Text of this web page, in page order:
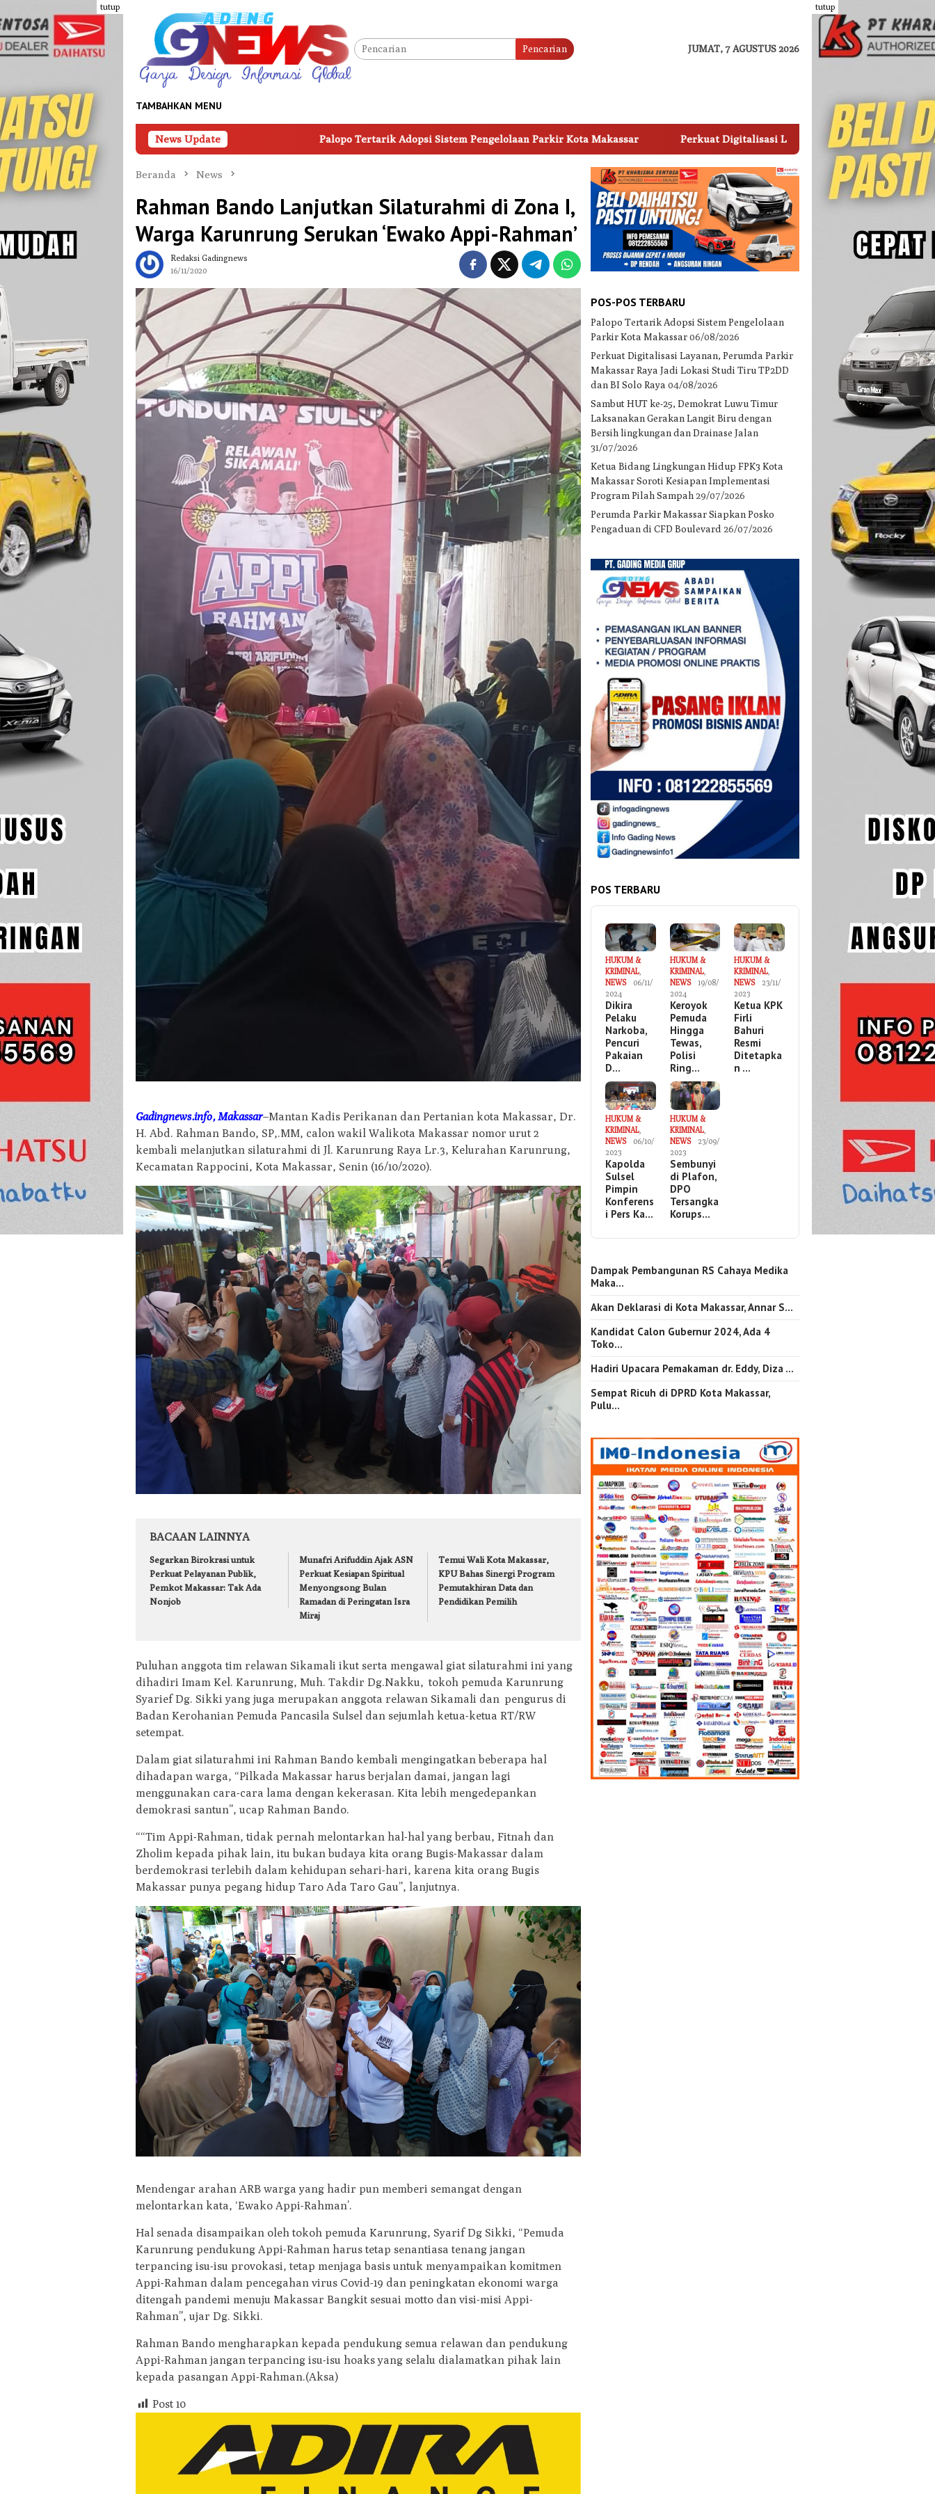
ke
konten
tutup tutup
Pencarian JUMAT, 7 AGUSTUS 2026
TAMBAHKAN MENU
News Update
Palopo Tertarik Adopsi Sistem Pengelolaan Parkir Kota Makassar Perkuat Digitalisasi Layanan, Perumda Parkir Makassar Raya Jadi Lokasi Studi Tiru
Beranda News
Rahman Bando Lanjutkan Silaturahmi di Zona I,
Warga Karunrung Serukan ‘Ewako Appi-Rahman’
Redaksi Gadingnews
16/11/2020
Gadingnews.info, Makassar–Mantan Kadis Perikanan dan Pertanian kota Makassar, Dr.
H. Abd. Rahman Bando, SP,.MM, calon wakil Walikota Makassar nomor urut 2
kembali melanjutkan silaturahmi di Jl. Karunrung Raya Lr.3, Kelurahan Karunrung,
Kecamatan Rappocini, Kota Makassar, Senin (16/10/2020).
BACAAN LAINNYA
Segarkan Birokrasi untuk
Perkuat Pelayanan Publik,
Pemkot Makassar: Tak Ada
Nonjob
Munafri Arifuddin Ajak ASN
Perkuat Kesiapan Spiritual
Menyongsong Bulan
Ramadan di Peringatan Isra
Miraj
Temui Wali Kota Makassar,
KPU Bahas Sinergi Program
Pemutakhiran Data dan
Pendidikan Pemilih
Puluhan anggota tim relawan Sikamali ikut serta mengawal giat silaturahmi ini yang
dihadiri Imam Kel. Karunrung, Muh. Takdir Dg.Nakku, tokoh pemuda Karunrung
Syarief Dg. Sikki yang juga merupakan anggota relawan Sikamali dan pengurus di
Badan Kerohanian Pemuda Pancasila Sulsel dan sejumlah ketua-ketua RT/RW
setempat.
Dalam giat silaturahmi ini Rahman Bando kembali mengingatkan beberapa hal
dihadapan warga, “Pilkada Makassar harus berjalan damai, jangan lagi
menggunakan cara-cara lama dengan kekerasan. Kita lebih mengedepankan
demokrasi santun”, ucap Rahman Bando.
““Tim Appi-Rahman, tidak pernah melontarkan hal-hal yang berbau, Fitnah dan
Zholim kepada pihak lain, itu bukan budaya kita orang Bugis-Makassar dalam
berdemokrasi terlebih dalam kehidupan sehari-hari, karena kita orang Bugis
Makassar punya pegang hidup Taro Ada Taro Gau”, lanjutnya.
Mendengar arahan ARB warga yang hadir pun memberi semangat dengan
melontarkan kata, ‘Ewako Appi-Rahman’.
Hal senada disampaikan oleh tokoh pemuda Karunrung, Syarif Dg Sikki, “Pemuda
Karunrung pendukung Appi-Rahman harus tetap senantiasa tenang jangan
terpancing isu-isu provokasi, tetap menjaga basis untuk menyampaikan komitmen
Appi-Rahman dalam pencegahan virus Covid-19 dan peningkatan ekonomi warga
ditengah pandemi menuju Makassar Bangkit sesuai motto dan visi-misi Appi-
Rahman”, ujar Dg. Sikki.
Rahman Bando mengharapkan kepada pendukung semua relawan dan pendukung
Appi-Rahman jangan terpancing isu-isu hoaks yang selalu dialamatkan pihak lain
kepada pasangan Appi-Rahman.(Aksa)
Post 10
POS-POS TERBARU
Palopo Tertarik Adopsi Sistem Pengelolaan
Parkir Kota Makassar 06/08/2026
Perkuat Digitalisasi Layanan, Perumda Parkir
Makassar Raya Jadi Lokasi Studi Tiru TP2DD
dan BI Solo Raya 04/08/2026
Sambut HUT ke-25, Demokrat Luwu Timur
Laksanakan Gerakan Langit Biru dengan
Bersih lingkungan dan Drainase Jalan
31/07/2026
Ketua Bidang Lingkungan Hidup FPK3 Kota
Makassar Soroti Kesiapan Implementasi
Program Pilah Sampah 29/07/2026
Perumda Parkir Makassar Siapkan Posko
Pengaduan di CFD Boulevard 26/07/2026
POS TERBARU
HUKUM &
KRIMINAL
NEWS
06/11/
2024
Dikira
Pelaku
Narkoba,
Pencuri
Pakaian
D…
HUKUM &
KRIMINAL,
NEWS
19/08/
2024
Keroyok
Pemuda
Hingga
Tewas,
Polisi
Ring…
HUKUM &
KRIMINAL
NEWS
23/11/
2023
Ketua KPK
Firli
Bahuri
Resmi
Ditetapka
n …
HUKUM &
KRIMINAL
NEWS
06/10/
2023
Kapolda
Sulsel
Pimpin
Konferens
i Pers Ka…
HUKUM &
KRIMINAL,
NEWS
23/09/
2023
Sembunyi
di Plafon,
DPO
Tersangka
Korups…
Dampak Pembangunan RS Cahaya Medika
Maka…
Akan Deklarasi di Kota Makassar, Annar S…
Kandidat Calon Gubernur 2024, Ada 4
Toko…
Hadiri Upacara Pemakaman dr. Eddy, Diza …
Sempat Ricuh di DPRD Kota Makassar,
Pulu…